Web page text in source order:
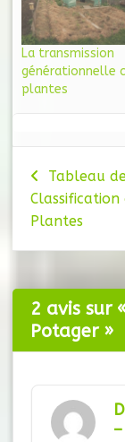
La transmission
générationnelle
plantes
de
l’article
Tableau
Classification
Plantes
2 avis sur «
Potager»